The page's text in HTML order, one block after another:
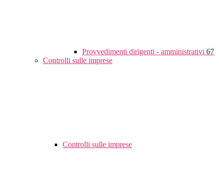
Provvedimenti dirigenti - amministrativi 67
Controlli sulle imprese
Controlli sulle imprese